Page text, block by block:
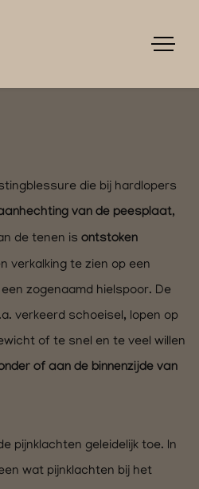
die bij hardlopers
van de peesplaat,
de tenen is ontstoken
verkalking te zien op een
zogenaamd hielspoor. De
verkeerd schoeisel, lopen op
of te snel en te veel willen
of aan de binnenzijde van
pijnklachten geleidelijk toe. In
wat pijnklachten bij het